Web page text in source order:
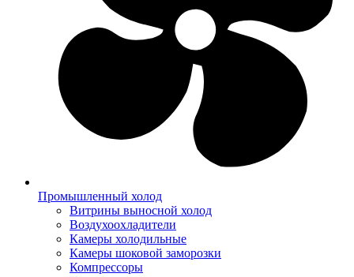
Промышленный холод
Витрины выносной холод
Воздухоохладители
Камеры холодильные
Камеры шоковой заморозки
Компрессоры